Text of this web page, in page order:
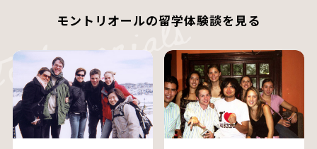
モントリオールの留学体験談を見る